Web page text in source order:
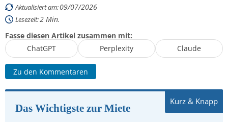
Aktualisiert am:09/07/2026
Lesezeit:2 Min.
Fasse diesen Artikel zusammen mit:
ChatGPT
Perplexity Claude
Zu den Kommentaren
Das Wichtigste zur Miete